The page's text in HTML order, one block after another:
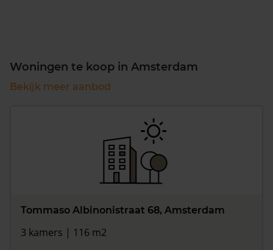
Woningen te koop in Amsterdam
Bekijk meer aanbod
Tommaso Albinonistraat 68, Amsterdam
3 kamers | 116 m2